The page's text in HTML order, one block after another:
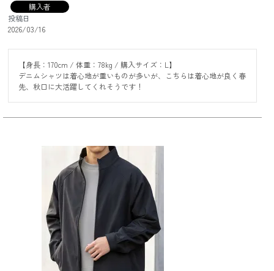
購入者
投稿日
2026/03/16
【身長：170cm / 体重：78kg / 購入サイズ：L】
デニムシャツは着心地が重いものが多いが、こちらは着心地が良く春
先、秋口に大活躍してくれそうです！